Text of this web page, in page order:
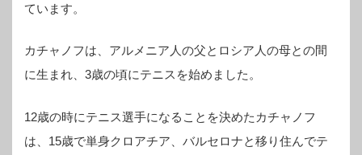
ています。
カチャノフは、アルメニア人の父とロシア人の母との間
に生まれ、3歳の頃にテニスを始めました。
12歳の時にテニス選手になることを決めたカチャノフ
は、15歳で単身クロアチア、バルセロナと移り住んでテ